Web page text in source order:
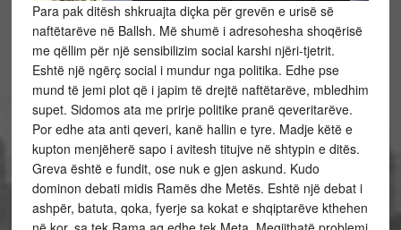
Para pak ditësh shkruajta diçka për grevën e urisë së
naftëtarëve në Ballsh. Më shumë i adresohesha shoqërisë
me qëllim për një sensibilizim social karshi njëri-tjetrit.
Eshtë një ngërç social i mundur nga politika. Edhe pse
mund të jemi plot që i japim të drejtë naftëtarëve, mbledhim
supet. Sidomos ata me prirje politike pranë qeveritarëve.
Por edhe ata anti qeveri, kanë hallin e tyre. Madje këtë e
kupton menjëherë sapo i avitesh titujve në shtypin e ditës.
Greva është e fundit, ose nuk e gjen askund. Kudo
dominon debati midis Ramës dhe Metës. Eshtë një debat i
ashpër, batuta, qoka, fyerje sa kokat e shqiptarëve kthehen